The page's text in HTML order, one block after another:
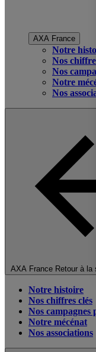
AXA France
Notre
Nos
Nos
Notre
Nos
AXA France Retour à la
Notre histoire
Nos chiffres clés
Nos campagnes
Notre mécénat
Nos associations